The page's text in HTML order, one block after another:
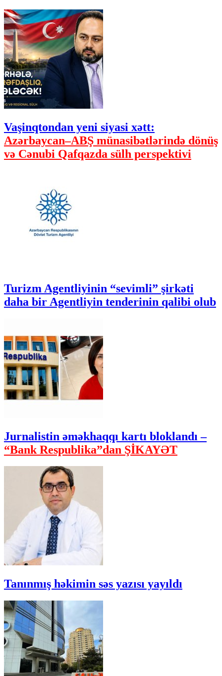
Vaşinqtondan yeni siyasi xətt:
Azərbaycan–ABŞ münasibətlərində dönüş
və Cənubi Qafqazda sülh perspektivi
Turizm Agentliyinin “sevimli” şirkəti
daha bir Agentliyin tenderinin qalibi olub
Jurnalistin əməkhaqqı kartı bloklandı –
“Bank Respublika”dan ŞİKAYƏT
Tanınmış həkimin səs yazısı yayıldı